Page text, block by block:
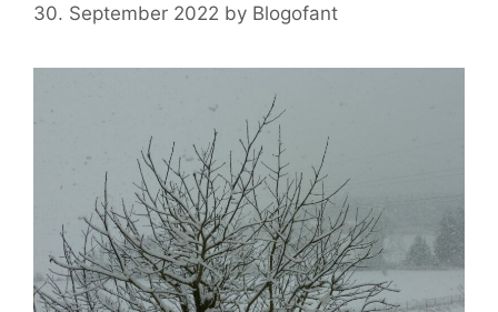
30. September 2022 by Blogofant